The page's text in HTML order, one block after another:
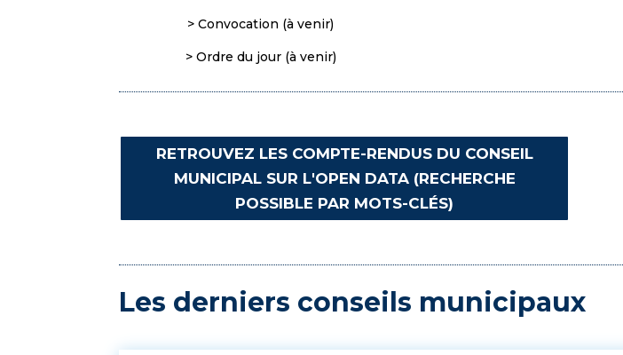
> Convocation (à venir)
> Ordre du jour (à venir)
RETROUVEZ LES COMPTE-RENDUS DU CONSEIL
MUNICIPAL SUR L'OPEN DATA (RECHERCHE
POSSIBLE PAR MOTS-CLÉS)
Les derniers conseils municipaux